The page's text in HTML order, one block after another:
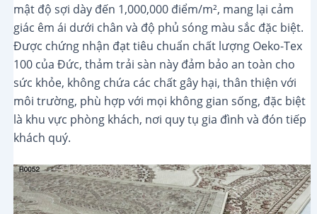
mật độ sợi dày đến 1,000,000 điểm/m², mang lại cảm
giác êm ái dưới chân và độ phủ sóng màu sắc đặc biệt.
Được chứng nhận đạt tiêu chuẩn chất lượng Oeko-Tex
100 của Đức, thảm trải sàn này đảm bảo an toàn cho
sức khỏe, không chứa các chất gây hại, thân thiện với
môi trường, phù hợp với mọi không gian sống, đặc biệt
là khu vực phòng khách, nơi quy tụ gia đình và đón tiếp
khách quý.